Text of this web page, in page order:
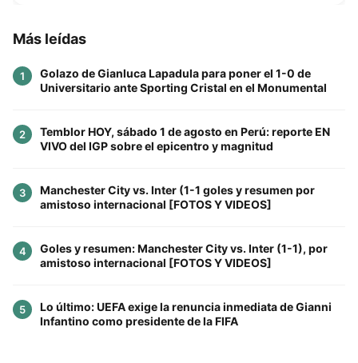
Este sitio utiliza cookies para mejorar la
Más leídas
1
Golazo de Gianluca Lapadula para poner el 1-0 de
Universitario ante Sporting Cristal en el Monumental
2
Temblor HOY, sábado 1 de agosto en Perú: reporte EN
VIVO del IGP sobre el epicentro y magnitud
3
Manchester City vs. Inter (1-1 goles y resumen por
amistoso internacional [FOTOS Y VIDEOS]
4
Goles y resumen: Manchester City vs. Inter (1-1), por
amistoso internacional [FOTOS Y VIDEOS]
5
Lo último: UEFA exige la renuncia inmediata de Gianni
Infantino como presidente de la FIFA